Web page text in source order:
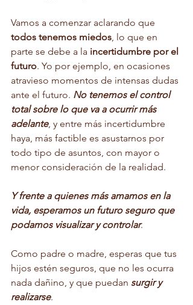
Vamos a comenzar aclarando que
todos tenemos miedos, lo que en
parte se debe a la incertidumbre por el
futuro. Yo por ejemplo, en ocasiones
atravieso momentos de intensas dudas
ante el futuro. No tenemos el control
total sobre lo que va a ocurrir más
adelante, y entre más incertidumbre
haya, más factible es asustarnos por
todo tipo de asuntos, con mayor o
menor consideración de la realidad.
Y frente a quienes más amamos en la
vida, esperamos un futuro seguro que
podamos visualizar y controlar.
Como padre o madre, esperas que tus
hijos estén seguros, que no les ocurra
nada dañino, y que puedan surgir y
realizarse.